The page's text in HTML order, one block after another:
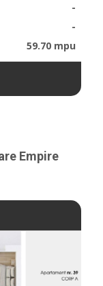
-
-
59.70 mpu
Empire